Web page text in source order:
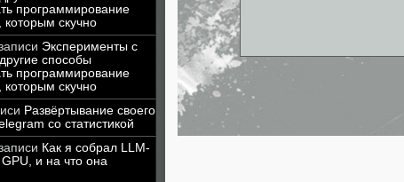
программирование
которым скучно
Эксперименты с
способы
программирование
которым скучно
Развёртывание своего
со статистикой
Как я собрал LLM-
и на что она